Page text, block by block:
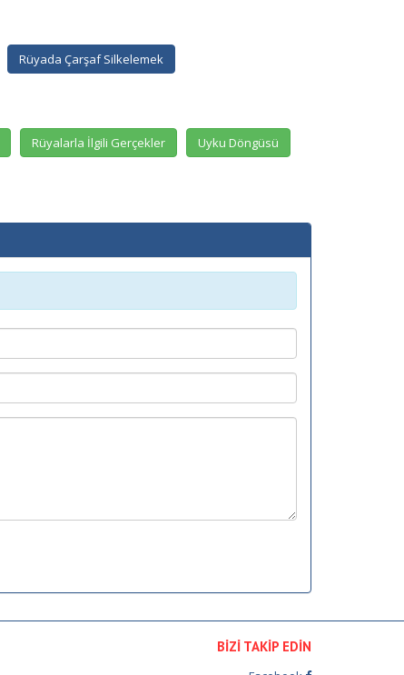
Rüyada Çarşaf Silkelemek
Rüyalarla İlgili Gerçekler Uyku Döngüsü
BİZİ TAKİP EDİN